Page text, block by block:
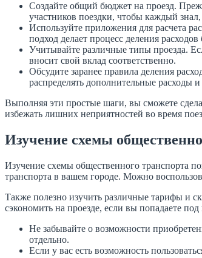
Создайте общий бюджет на проезд.
участников поездки, чтобы каждый
Используйте приложения для расчета
подход делает процесс деления
Учитывайте различные типы проезда.
вносит свой вклад соответственно.
Обсудите заранее правила деления
распределять дополнительные расходы и
Выполняя эти простые шаги, вы сможете
избежать лишних неприятностей во время
Изучение схемы
Изучение схемы общественного транспорта
транспорта в вашем городе. Можно
Также полезно изучить различные тарифы и
сэкономить на проезде, если вы попадаете
Не забывайте о возможности
отдельно.
Если у вас есть возможность